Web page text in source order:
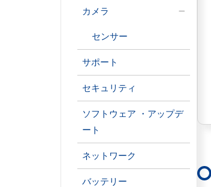
カメラ
センサー
サポート
セキュリティ
ソフトウェア ・アップデ
ート
ネットワーク
バッテリー